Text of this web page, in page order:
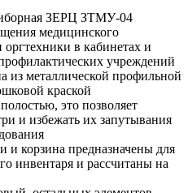
ЗЕРЦ ЗТМУ-04
медицинского
в кабинетах и
учреждений
из металлической профильной
краской
это позволяет
и избежать их запутывания
и корзина предназначены для
инвентаря и рассчитаны на